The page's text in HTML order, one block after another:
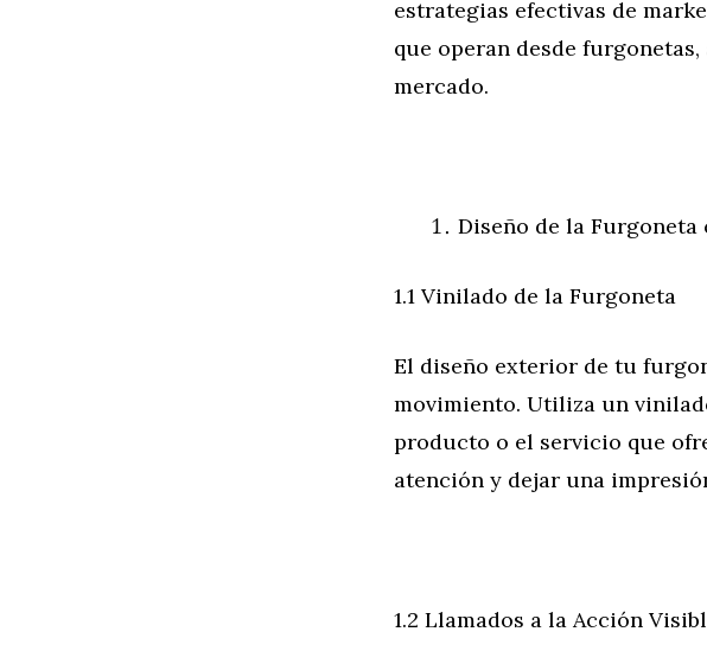
estrategias efectivas de
que operan desde
mercado.
Diseño de la
1.1 Vinilado de la Furgoneta
El diseño exterior de tu
movimiento. Utiliza un
producto o el servicio que
atención y dejar una
1.2 Llamados a la Acción